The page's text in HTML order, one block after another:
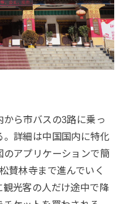
ら市バスの3路に乗っ
詳細は中国国内に特化
のアプリケーションで簡
賛林寺まで進んでいく
観光客の人だけ途中で降